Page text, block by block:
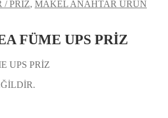
/ PRİZ, MAKEL ANAHTAR ÜRÜN
FÜME UPS PRİZ
UPS PRİZ